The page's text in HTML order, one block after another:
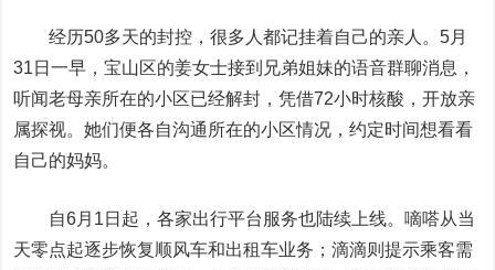
经历50多天的封控，很多人都记挂着自己的亲人。5月
31日一早，宝山区的姜女士接到兄弟姐妹的语音群聊消息，
听闻老母亲所在的小区已经解封，凭借72小时核酸，开放亲
属探视。她们便各自沟通所在的小区情况，约定时间想看看
自己的妈妈。
自6月1日起，各家出行平台服务也陆续上线。嘀嗒从当
天零点起逐步恢复顺风车和出租车业务；滴滴则提示乘客需